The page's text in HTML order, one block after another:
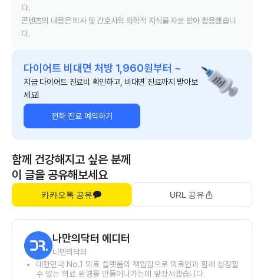
다.
콘텐츠의 내용은 의사 및 간호사의 의학적 지식을 자문 받아 활용했습니
다.
다이어트 비대면 처방 1,960원부터 ~
지금 다이어트 진료비 확인하고, 비대면 진료까지 받아보
세요!
전화 진료 예약하기
함께 건강해지고 싶은 분께
이 글을 공유해보세요
카카오톡 공유 URL 공유
나만의닥터 에디터
나만의닥터
대한민국 No.1 의료 플랫폼의 책임감으로 의료인과 함께 성장할
수 있는 의료 환경을 만들어나가는데 앞장서겠습니다.